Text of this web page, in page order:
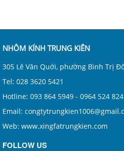
NHÔM KÍNH TRUNG KIÊN
305 Lê Văn Quới, phường Bình Trị
Tel: 028 3620 5421
Hotline: 093 864 5949 - 0964 524 824
Email:
Web: www.xingfatrungkien.com
FOLLOW US